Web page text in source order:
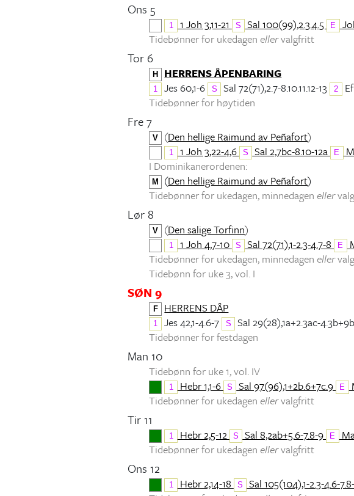
Ons 5
1 1 Joh 3,11-21 S Sal 100(99),2.3.4.5 E
Tidebønner for ukedagen ellervalgfritt
Tor 6
H HERRENS ÅPENBARING
1 Jes 60,1-6 S Sal 72(71),2.7-8.10.11.12-13 2
Tidebønner for høytiden
Fre 7
V (Den hellige Raimund av Peñafort)
1 1 Joh 3,22-4,6 S Sal 2,7bc-8.10-12a E
I Dominikanerordenen:
M (Den hellige Raimund av Peñafort)
Tidebønner for ukedagen, minnedagen eller
Lør 8
V (Den salige Torfinn)
1 1 Joh 4,7-10 S Sal 72(71),1-2.3-4.7-8 E
Tidebønner for ukedagen, minnedagen eller
Tidebønn for uke 3, vol. I
SØN 9
F HERRENS DÅP
1 Jes 42,1-4.6-7 S Sal 29(28),1a+2.3ac-
Tidebønner for festdagen
Man 10
Tidebønn for uke 1, vol. IV
1 Hebr 1,1-6 S Sal 97(96),1+2b.6+7c.9 E
Tidebønner for ukedagen ellervalgfritt
Tir 11
1 Hebr 2,5-12 S Sal 8,2ab+5.6-7.8-9 E
Tidebønner for ukedagen ellervalgfritt
Ons 12
1 Hebr 2,14-18 S Sal 105(104),1-2.3-4.6-